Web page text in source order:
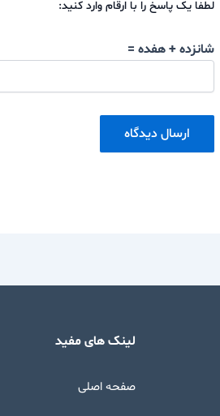
لطفا یک پاسخ را با ارقام وارد کنید:
شانزده + هفده =
لینک های مفید
صفحه اصلی